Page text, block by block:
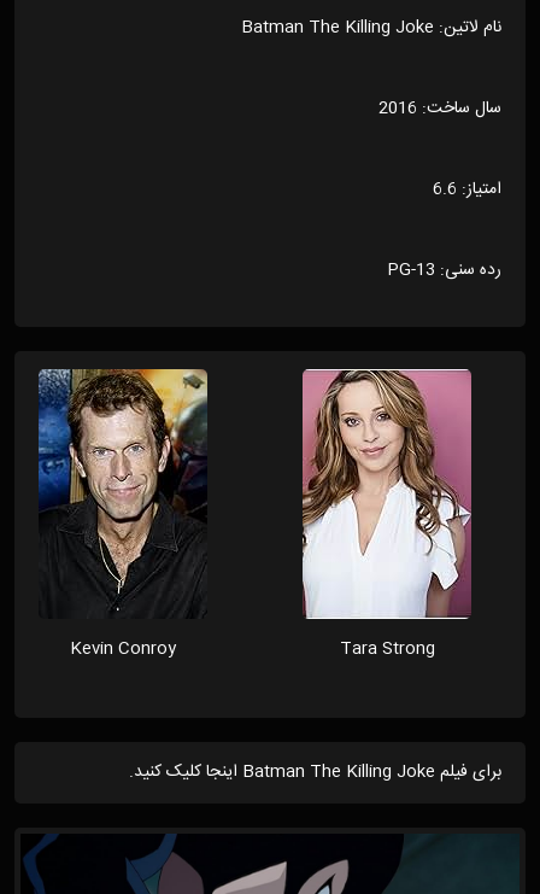
نام لاتین: Batman The Killing Joke
سال ساخت: 2016
امتیاز: 6.6
رده سنی: PG-13
Tara Strong
Kevin Conroy
برای فیلم Batman The Killing Joke اینجا کلیک کنید.